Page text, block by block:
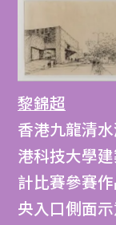
黎錦超
香港九龍清
港科技大學
計比賽參賽
央入口側面示